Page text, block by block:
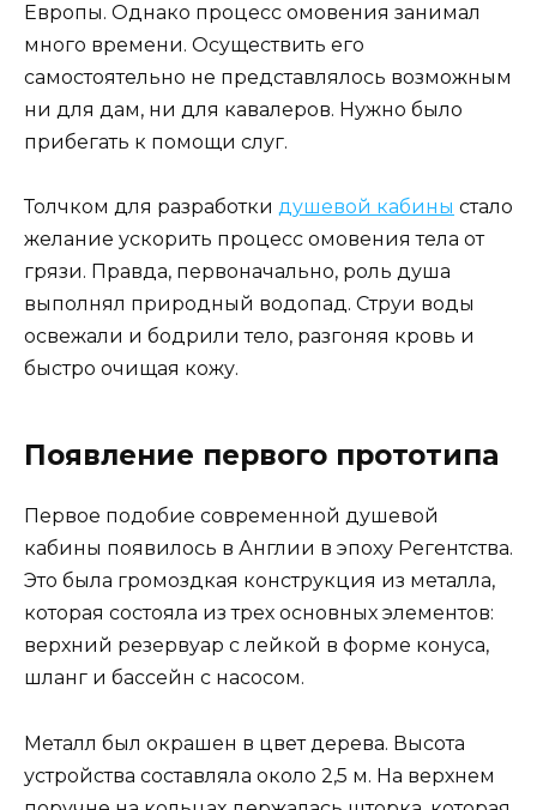
Европы. Однако процесс омовения занимал
много времени. Осуществить его
самостоятельно не представлялось возможным
ни для дам, ни для кавалеров. Нужно было
прибегать к помощи слуг.
Толчком для разработки душевой кабины стало
желание ускорить процесс омовения тела от
грязи. Правда, первоначально, роль душа
выполнял природный водопад. Струи воды
освежали и бодрили тело, разгоняя кровь и
быстро очищая кожу.
Появление первого прототипа
Первое подобие современной душевой
кабины появилось в Англии в эпоху Регентства.
Это была громоздкая конструкция из металла,
которая состояла из трех основных элементов:
верхний резервуар с лейкой в форме конуса,
шланг и бассейн с насосом.
Металл был окрашен в цвет дерева. Высота
устройства составляла около 2,5 м. На верхнем